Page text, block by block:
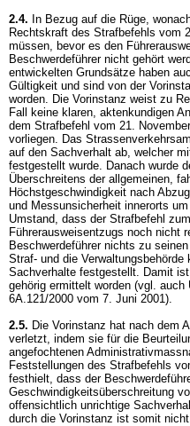
2.4. In Bezug auf die Rüge,
Rechtskraft des Strafbefehls vom
müssen, bevor es den
Beschwerdeführer nicht gehört
entwickelten Grundsätze haben
Gültigkeit und sind von der
worden. Die Vorinstanz weist zu
Fall keine klaren, aktenkundigen
dem Strafbefehl vom 21.
vorliegen. Das
auf den Sachverhalt ab, welcher
festgestellt wurde. Danach wurde
Überschreitens der allgemeinen,
Höchstgeschwindigkeit nach
und Messunsicherheit innerorts
Umstand, dass der Strafbefehl
Führerausweisentzugs noch nicht
Beschwerdeführer nichts zu
Straf- und die
Sachverhalte festgestellt. Damit
gehörig ermittelt worden (vgl.
6A.121/2000 vom 7. Juni 2001).
2.5. Die Vorinstanz hat nach dem
verletzt, indem sie für die
angefochtenen
Feststellungen des Strafbefehls
festhielt, dass der
Geschwindigkeitsüberschreitung
offensichtlich unrichtige
durch die Vorinstanz ist somit